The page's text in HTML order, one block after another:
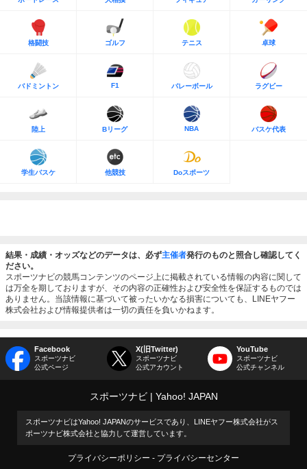
格闘技 ゴルフ テニス 卓球
バドミントン F1 バレーボール ラグビー
陸上 Bリーグ NBA バスケ代表
学生バスケ 他競技 Doスポーツ
結果・成績・オッズなどのデータは、必ず主催者発行のものと照合し確認してく
ださい。
スポーツナビの競馬コンテンツのページ上に掲載されている情報の内容に関して
は万全を期しておりますが、その内容の正確性および安全性を保証するものでは
ありません。当該情報に基づいて被ったいかなる損害についても、LINEヤフー
株式会社および情報提供者は一切の責任を負いかねます。
Facebook
スポーツナビ
公式ページ
X(旧Twitter)
スポーツナビ
公式アカウント
YouTube
スポーツナビ
公式チャンネル
スポーツナビ Yahoo! JAPAN
スポーツナビはYahoo! JAPANのサービスであり、LINEヤフー株式会社がス
ポーツナビ株式会社と協力して運営しています。
プライバシーポリシー プライバシーセンター